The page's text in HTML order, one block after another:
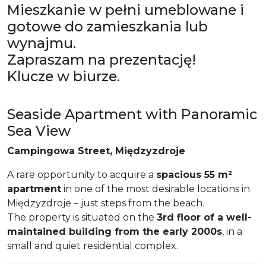
Mieszkanie w pełni umeblowane i
gotowe do zamieszkania lub
wynajmu.
Zapraszam na prezentację!
Klucze w biurze.
Seaside Apartment with Panoramic
Sea View
Campingowa Street, Międzyzdroje
A rare opportunity to acquire a spacious 55 m²
apartment in one of the most desirable locations in
Międzyzdroje – just steps from the beach.
The property is situated on the 3rd floor of a well-
maintained building from the early 2000s, in a
small and quiet residential complex.